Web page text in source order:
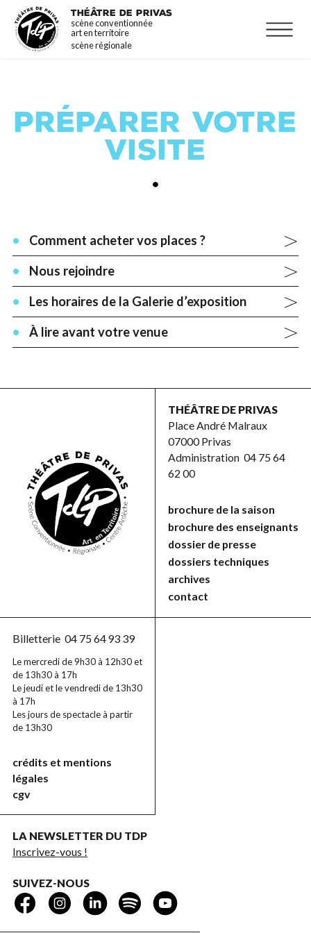
Aller
contenu
THÉÂTRE DE PRIVAS
scène conventionnée
art en territoire
scène régionale
La programmation
Infos pratiques
PRÉPARER VOTRE
VISITE
Comment acheter vos places ?
Nous rejoindre
Les horaires de la Galerie d’exposition
À lire avant votre venue
THÉÂTRE DE PRIVAS
Place André Malraux
07000 Privas
Administration 04 75 64
62 00
brochure de la saison
brochure des enseignants
dossier de presse
dossiers techniques
archives
contact
Billetterie 04 75 64 93 39
Le mercredi de 9h30 à 12h30 et
de 13h30 à 17h
Le jeudi et le vendredi de 13h30
à 17h
Les jours de spectacle à partir
de 13h30
crédits et mentions
légales
cgv
LA NEWSLETTER DU TDP
Inscrivez-vous !
SUIVEZ-NOUS